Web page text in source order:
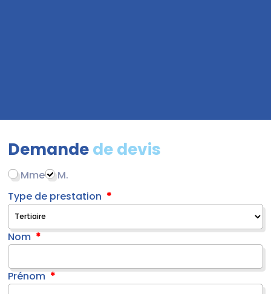
Demandede devis
Mme
M.
Type de prestation
Nom
Prénom